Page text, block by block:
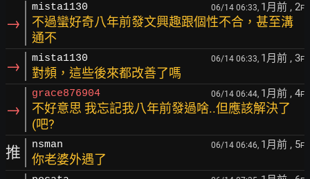
→
mista1130 06/14 06:33, 1月前 , 2F
不過蠻好奇八年前發文興趣跟個性不合，甚至溝
通不
→ mista1130 06/14 06:33, 1月前 , 3F
對頻，這些後來都改善了嗎
→
grace876904 06/14 06:44, 1月前 , 4F
不好意思 我忘記我八年前發過啥..但應該解決了
(吧?
推 nsman 06/14 06:46, 1月前 , 5F
你老婆外遇了